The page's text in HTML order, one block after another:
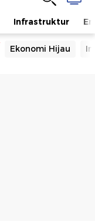
Infrastruktur
Ekonomi Hijau